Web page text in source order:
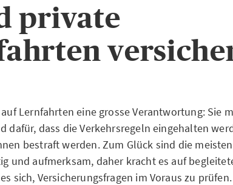
private
Lernfahrten eine grosse Verantwortung: Sie
dafür, dass die Verkehrsregeln eingehalten
bestraft werden. Zum Glück sind die
und aufmerksam, daher kracht es auf
sich, Versicherungsfragen im Voraus zu